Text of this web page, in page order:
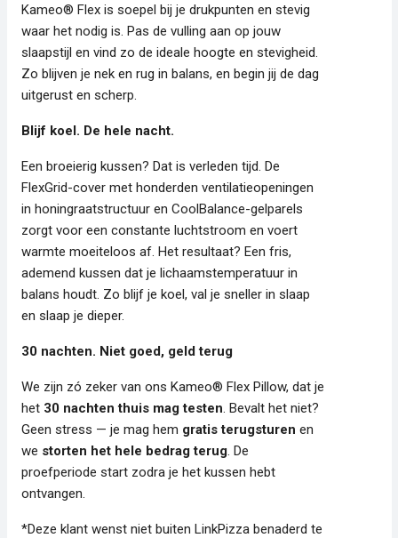
Kameo® Flex is soepel bij je drukpunten en stevig
waar het nodig is. Pas de vulling aan op jouw
slaapstijl en vind zo de ideale hoogte en stevigheid.
Zo blijven je nek en rug in balans, en begin jij de dag
uitgerust en scherp.
Blijf koel. De hele nacht.
Een broeierig kussen? Dat is verleden tijd. De
FlexGrid-cover met honderden ventilatieopeningen
in honingraatstructuur en CoolBalance-gelparels
zorgt voor een constante luchtstroom en voert
warmte moeiteloos af. Het resultaat? Een fris,
ademend kussen dat je lichaamstemperatuur in
balans houdt. Zo blijf je koel, val je sneller in slaap
en slaap je dieper.
30 nachten. Niet goed, geld terug
We zijn zó zeker van ons Kameo® Flex Pillow, dat je
het 30 nachten thuis mag testen . Bevalt het niet?
Geen stress — je mag hem gratis terugsturen en
we storten het hele bedrag terug. De
proefperiode start zodra je het kussen hebt
ontvangen.
*Deze klant wenst niet buiten LinkPizza benaderd te